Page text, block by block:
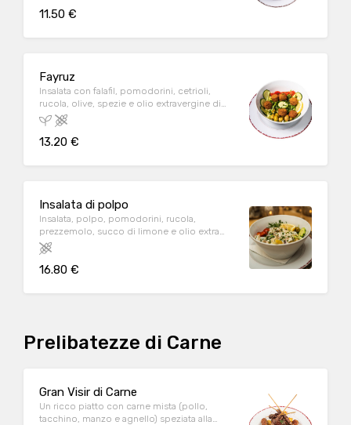
11.50 €
Fayruz
Insalata con falafil, pomodorini, cetrioli,
rucola, olive, spezie e olio extravergine di
oliva.
13.20 €
Insalata di polpo
Insalata, polpo, pomodorini, rucola,
prezzemolo, succo di limone e olio extra
vergine d'oliva. P
16.80 €
Prelibatezze di Carne
Gran Visir di Carne
Un ricco piatto con carne mista (pollo,
tacchino, manzo e agnello) speziata alla